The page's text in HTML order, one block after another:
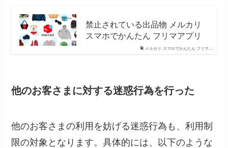
メルカリ スマホでかんたん フリマ…
禁止されている出品物 メルカリ
スマホでかんたん フリマアプリ
他のお客さまに対する迷惑行為を行った
他のお客さまの利用を妨げる迷惑行為も、利用制
限の対象となります。具体的には、以下のような